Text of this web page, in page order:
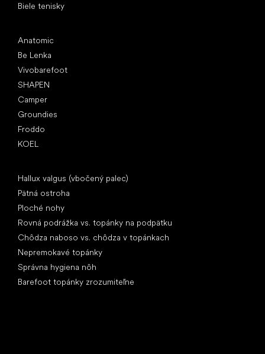
Biele tenisky
Anatomic
Be Lenka
Vivobarefoot
SHAPEN
Camper
Groundies
Froddo
KOEL
Hallux valgus (vbočený palec)
Pätná ostroha
Ploché nohy
Rovná podrážka vs. topánky na podpätku
Chôdza naboso vs. chôdza v topánkach
Nepremokavé topánky
Správna hygiena nôh
Barefoot topánky zrozumiteľne